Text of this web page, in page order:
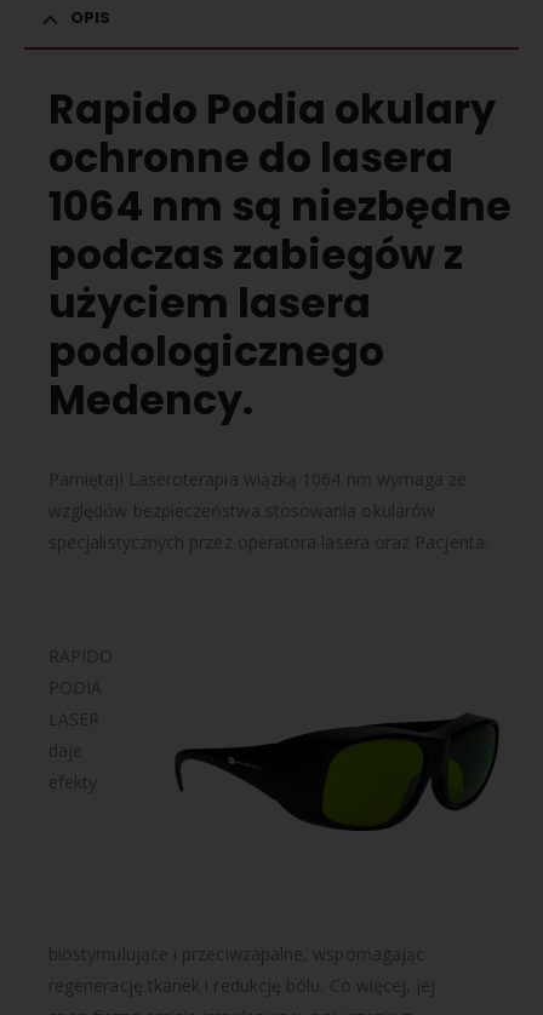
OPIS
Rapido Podia okulary
ochronne do lasera
1064 nm są niezbędne
podczas zabiegów z
użyciem lasera
podologicznego
Medency.
Pamiętaj! Laseroterapia wiązką 1064 nm wymaga ze
względów bezpieczeństwa stosowania okularów
specjalistycznych przez operatora lasera oraz Pacjenta.
RAPIDO
PODIA
LASER
daje
efekty
biostymulujące i przeciwzapalne, wspomagając
regenerację tkanek i redukcję bólu. Co więcej, jej